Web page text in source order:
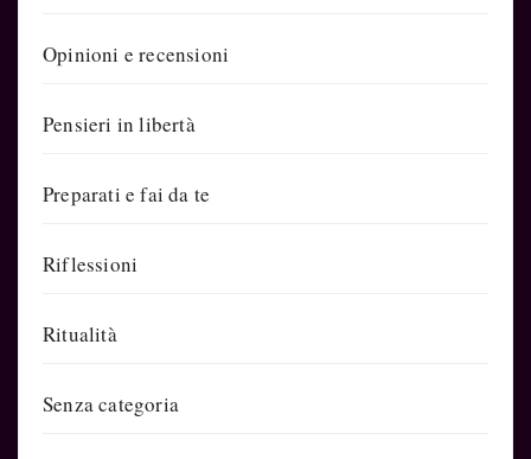
Opinioni e recensioni
Pensieri in libertà
Preparati e fai da te
Riflessioni
Ritualità
Senza categoria